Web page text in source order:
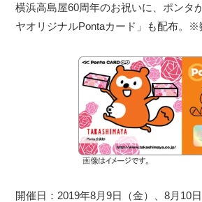
横浜高島屋60周年のお祝いに、ポンタ
ヤオリジナルPontaカード」も配布。※
開催日：2019年8月9日（金）、8月10日